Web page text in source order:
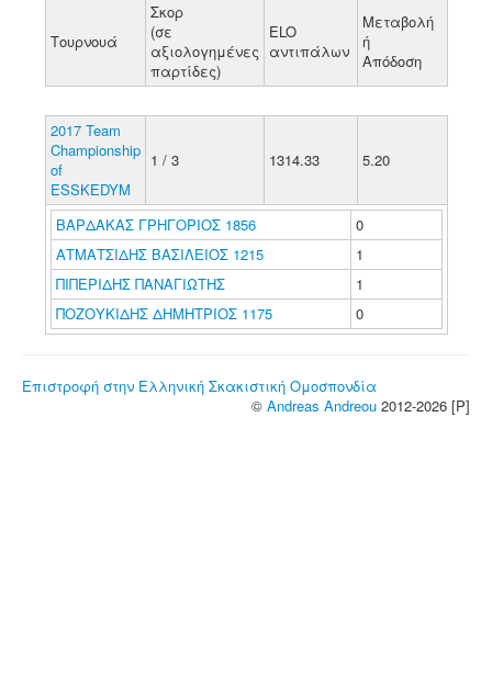
Τουρνουά
Σκορ
(σε
αξιολογημένες
παρτίδες)
ELO
αντιπάλων
Μεταβολή
ή
Απόδοση
2017 Team
Championship
of
ESSKEDYM
1 / 3 1314.33 5.20
ΒΑΡΔΑΚΑΣ ΓΡΗΓΟΡΙΟΣ 1856
0
ΑΤΜΑΤΣΙΔΗΣ ΒΑΣΙΛΕΙΟΣ 1215
1
ΠΙΠΕΡΙΔΗΣ ΠΑΝΑΓΙΩΤΗΣ
1
ΠΟΖΟΥΚΙΔΗΣ ΔΗΜΗΤΡΙΟΣ 1175
0
Επιστροφή στην Ελληνική Σκακιστική Ομοσπονδία
© Andreas Andreou 2012-2026 [P]